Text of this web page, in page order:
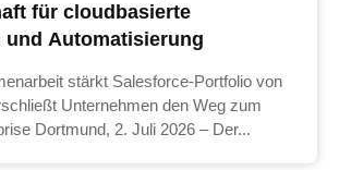
für cloudbasierte
und Automatisierung
stärkt Salesforce-Portfolio von
Unternehmen den Weg zum
Dortmund, 2. Juli 2026 – Der...